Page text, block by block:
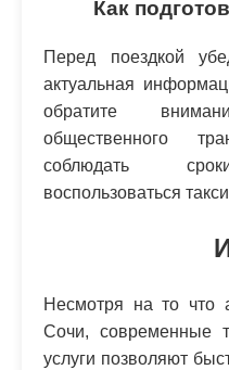
Как
Перед поездкой
актуальная
обратите
общественного
соблюдать
воспользоваться
Несмотря на то что
Сочи, современные
услуги позволяют